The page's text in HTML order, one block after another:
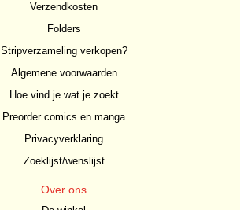
Verzendkosten
Folders
Stripverzameling verkopen?
Algemene voorwaarden
Hoe vind je wat je zoekt
Preorder comics en manga
Privacyverklaring
Zoeklijst/wenslijst
Over ons